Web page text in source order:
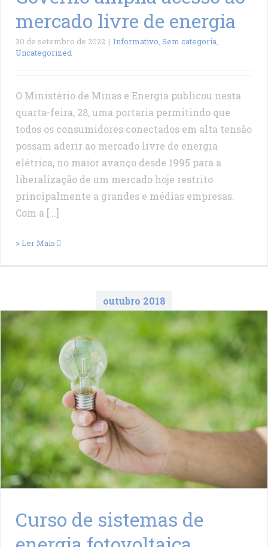
mercado livre de energia
30 de setembro de 2022 | Informativo, Sem categoria,
Uncategorized
O Ministério de Minas e Energia publicou nesta
quarta-feira, 28, uma portaria permitindo que
todos os consumidores conectados em alta tensão
possam aderir ao mercado livre de energia
elétrica, no maior avanço desde 1995 para a
liberalização de um mercado hoje restrito
principalmente a grandes e médias empresas.
Com a [...]
> Ler Mais
outubro 2018
Curso de sistemas de